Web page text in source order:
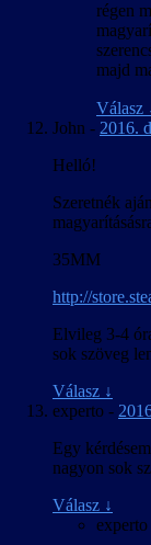
régen
majd
Válasz
John - 2016.
Helló!
Szeretnék
35MM
http://
Elvileg 3-4
sok szöveg
Válasz ↓
experto -
Egy
nagyon sok
Válasz ↓
experto